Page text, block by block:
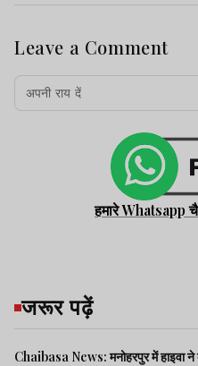
Leave a Comment
हमारे
जरूर पढ़ें
Chaibasa News: मनोहरपुर में हाइवा ने